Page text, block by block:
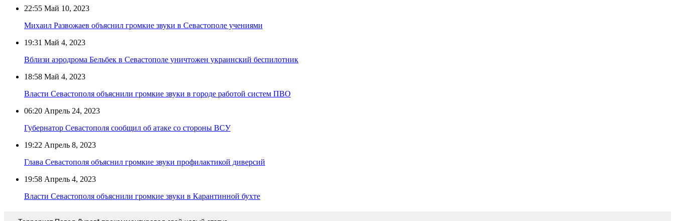
22:55 Май 10, 2023
Михаил Развожаев объяснил громкие звуки в Севастополе учениями
19:31 Май 4, 2023
Вблизи аэродрома Бельбек в Севастополе уничтожен украинский беспилотник
18:58 Май 4, 2023
Власти Севастополя объяснили громкие звуки в городе работой систем ПВО
06:20 Апрель 24, 2023
Губернатор Севастополя сообщил об атаке со стороны ВСУ
19:22 Апрель 8, 2023
Глава Севастополя объяснил громкие звуки профилактикой диверсий
19:58 Апрель 4, 2023
Власти Севастополя объяснили громкие звуки в Карантинной бухте